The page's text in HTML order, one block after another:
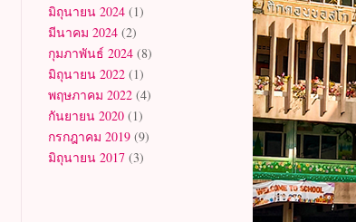
มิถุนายน 2024(1)
มีนาคม 2024(2)
กุมภาพันธ์ 2024(8)
มิถุนายน 2022(1)
พฤษภาคม 2022(4)
กันยายน 2020(1)
กรกฎาคม 2019(9)
มิถุนายน 2017(3)